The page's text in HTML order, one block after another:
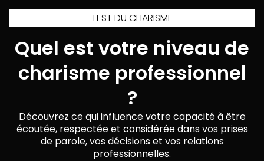
TEST DU CHARISME
Quel est votre niveau de
charisme professionnel
?
Découvrez ce qui influence votre capacité à être
écoutée, respectée et considérée dans vos prises
de parole, vos décisions et vos relations
professionnelles.